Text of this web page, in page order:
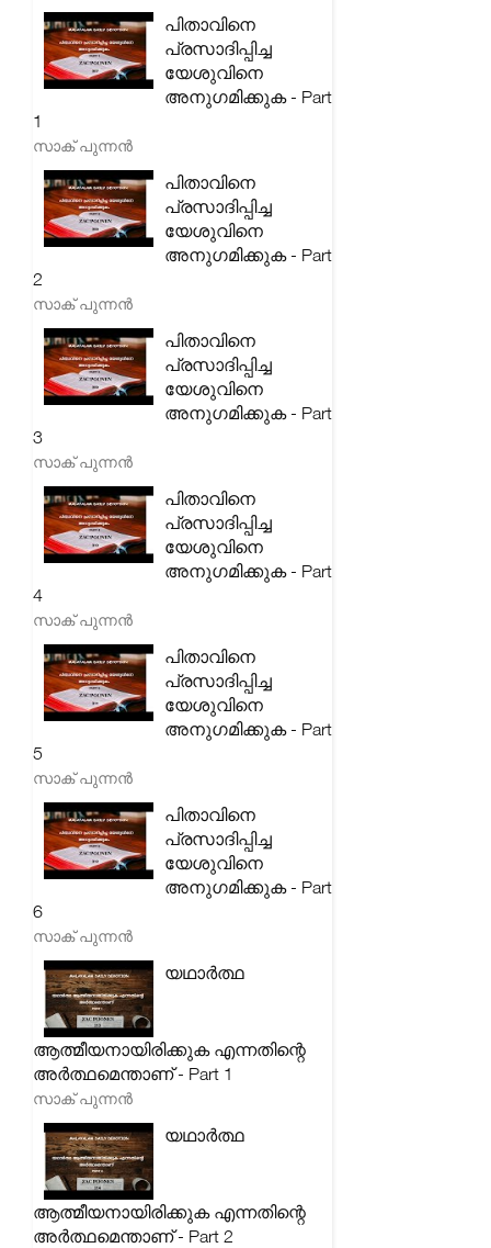
പിതാവിനെ
പ്രസാദിപ്പിച്ച
യേശുവിനെ
അനുഗമിക്കുക - Part
1
സാക് പുന്നൻ
പിതാവിനെ
പ്രസാദിപ്പിച്ച
യേശുവിനെ
അനുഗമിക്കുക - Part
2
സാക് പുന്നൻ
പിതാവിനെ
പ്രസാദിപ്പിച്ച
യേശുവിനെ
അനുഗമിക്കുക - Part
3
സാക് പുന്നൻ
പിതാവിനെ
പ്രസാദിപ്പിച്ച
യേശുവിനെ
അനുഗമിക്കുക - Part
4
സാക് പുന്നൻ
പിതാവിനെ
പ്രസാദിപ്പിച്ച
യേശുവിനെ
അനുഗമിക്കുക - Part
5
സാക് പുന്നൻ
പിതാവിനെ
പ്രസാദിപ്പിച്ച
യേശുവിനെ
അനുഗമിക്കുക - Part
6
സാക് പുന്നൻ
യഥാർത്ഥ
ആത്മീയനായിരിക്കുക എന്നതിന്റെ
അർത്ഥമെന്താണ് - Part 1
സാക് പുന്നൻ
യഥാർത്ഥ
ആത്മീയനായിരിക്കുക എന്നതിന്റെ
അർത്ഥമെന്താണ് - Part 2